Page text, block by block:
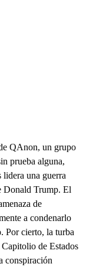
QAnon, un grupo
prueba alguna,
lidera una guerra
Donald Trump. El
de
a condenarlo
Por cierto, la turba
de Estados
conspiración